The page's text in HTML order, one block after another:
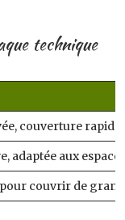
technique
couverture
adaptée aux
couvrir de